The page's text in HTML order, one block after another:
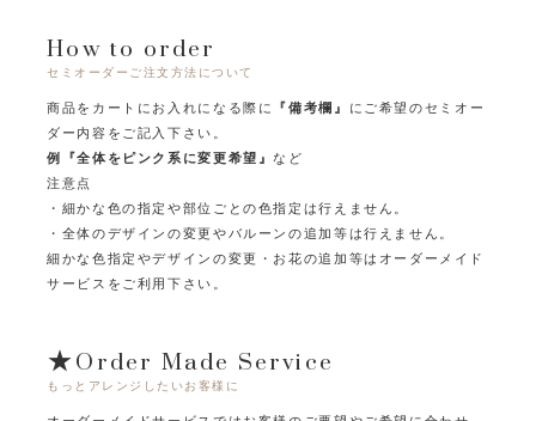
How to order
セミオーダーご注文方法について
商品をカートにお入れになる際に 『備考欄』
にご希望のセミオー
ダー内容をご記入下さい。
例『全体をピンク系に変更希望』など
注意点
・細かな色の指定や部位ごとの色指定は行えません。
・全体のデザインの変更やバルーンの追加等は行えません。
細かな色指定やデザインの変更・お花の追加等はオーダーメイド
サービスをご利用下さい。
★Order Made Service
もっとアレンジしたいお客様に